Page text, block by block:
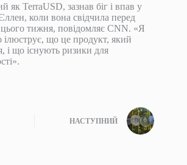
як TerraUSD, зазнав біг і впав у
коли вона свідчила перед
тижня, повідомляє CNN. «Я
що це продукт, який
і що існують ризики для
НАСТУПНИЙ